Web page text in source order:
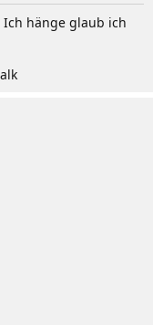
hänge glaub ich